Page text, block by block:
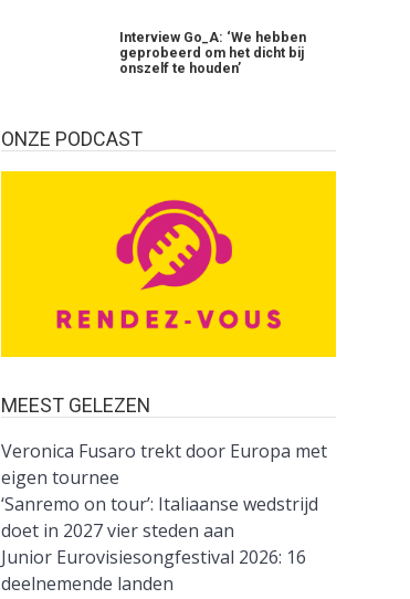
Interview Go_A: ‘We hebben
geprobeerd om het dicht bij
onszelf te houden’
ONZE PODCAST
MEEST GELEZEN
Veronica Fusaro trekt door Europa met
eigen tournee
‘Sanremo on tour’: Italiaanse wedstrijd
doet in 2027 vier steden aan
Junior Eurovisiesongfestival 2026: 16
deelnemende landen